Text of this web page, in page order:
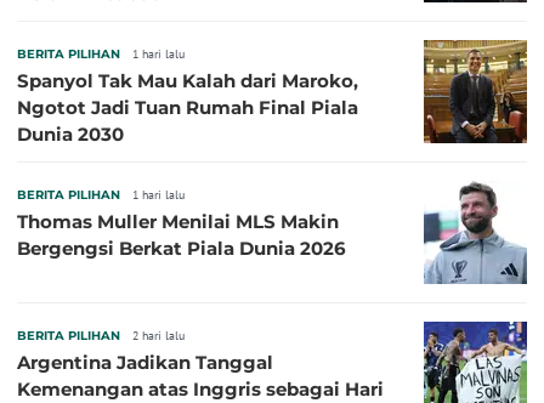
BERITA PILIHAN 1 hari lalu
Spanyol Tak Mau Kalah dari Maroko,
Ngotot Jadi Tuan Rumah Final Piala
Dunia 2030
BERITA PILIHAN 1 hari lalu
Thomas Muller Menilai MLS Makin
Bergengsi Berkat Piala Dunia 2026
BERITA PILIHAN 2 hari lalu
Argentina Jadikan Tanggal
Kemenangan atas Inggris sebagai Hari